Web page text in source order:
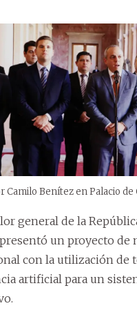
Camilo Benítez en Palacio de
general de la
un proyecto de
con la utilización de
artificial para un